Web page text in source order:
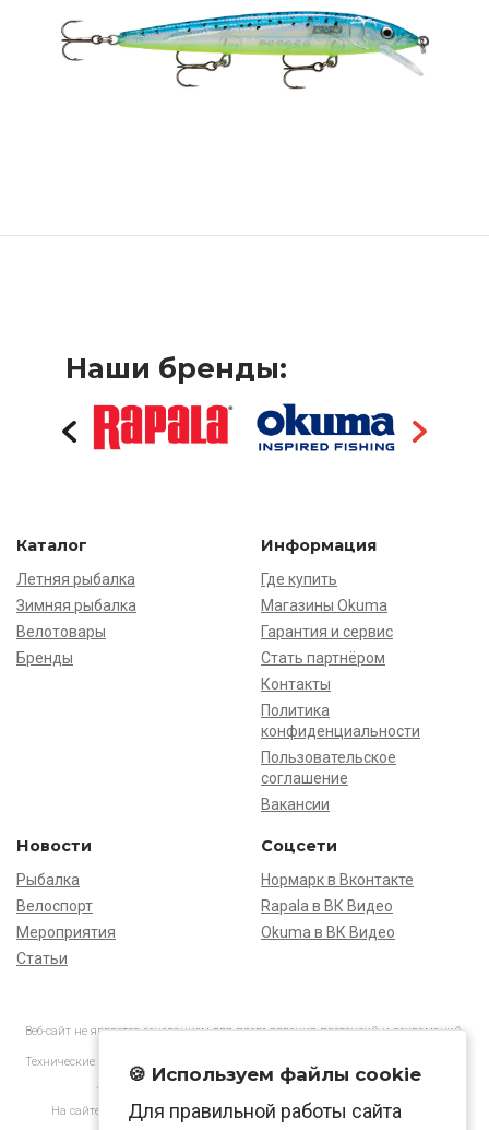
Наши бренды:
Каталог
Летняя рыбалка
Зимняя рыбалка
Велотовары
Бренды
Информация
Где купить
Магазины Okuma
Гарантия и сервис
Стать партнёром
Контакты
Политика
конфиденциальности
Пользовательское
соглашение
Вакансии
Новости
Рыбалка
Велоспорт
Мероприятия
Статьи
Соцсети
Нормарк в Вконтакте
Rapala в ВК Видео
Okuma в ВК Видео
Веб-сайт не является основанием для предъявления претензий и рекламаций,
Технические характеристики товаров могут отличаться от указанных на сайте.
АО «Нормарк» ИНН 7728172512 ОГРН 1037739603505
На сайте применяютсярекомендательные технологиив соответствии
🍪 Используем файлы cookie
Для правильной работы сайта